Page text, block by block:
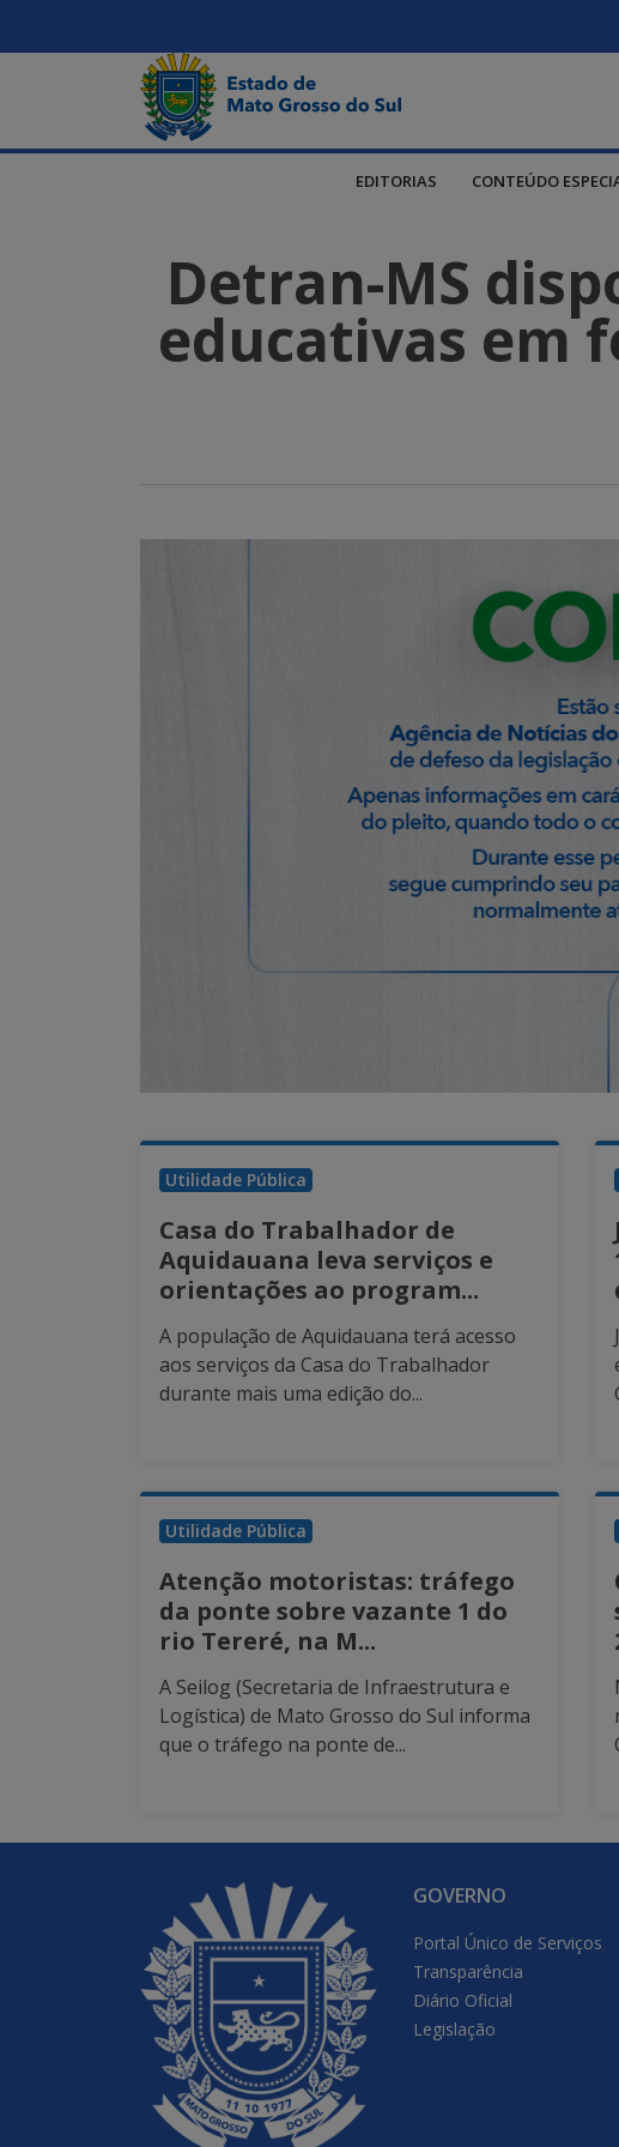
EDITORIAS CONTEÚDO
Detran-MS
educativas em
Utilidade Pública
Casa do Trabalhador de
Aquidauana leva serviços e
orientações ao program...
A população de Aquidauana terá acesso
aos serviços da Casa do Trabalhador
durante mais uma edição do...
Utilidade Pública
Atenção motoristas: tráfego
da ponte sobre vazante 1 do
rio Tereré, na M...
A Seilog (Secretaria de Infraestrutura e
Logística) de Mato Grosso do Sul informa
que o tráfego na ponte de...
GOVERNO
Portal Único de Serviços
Transparência
Diário Oficial
Legislação